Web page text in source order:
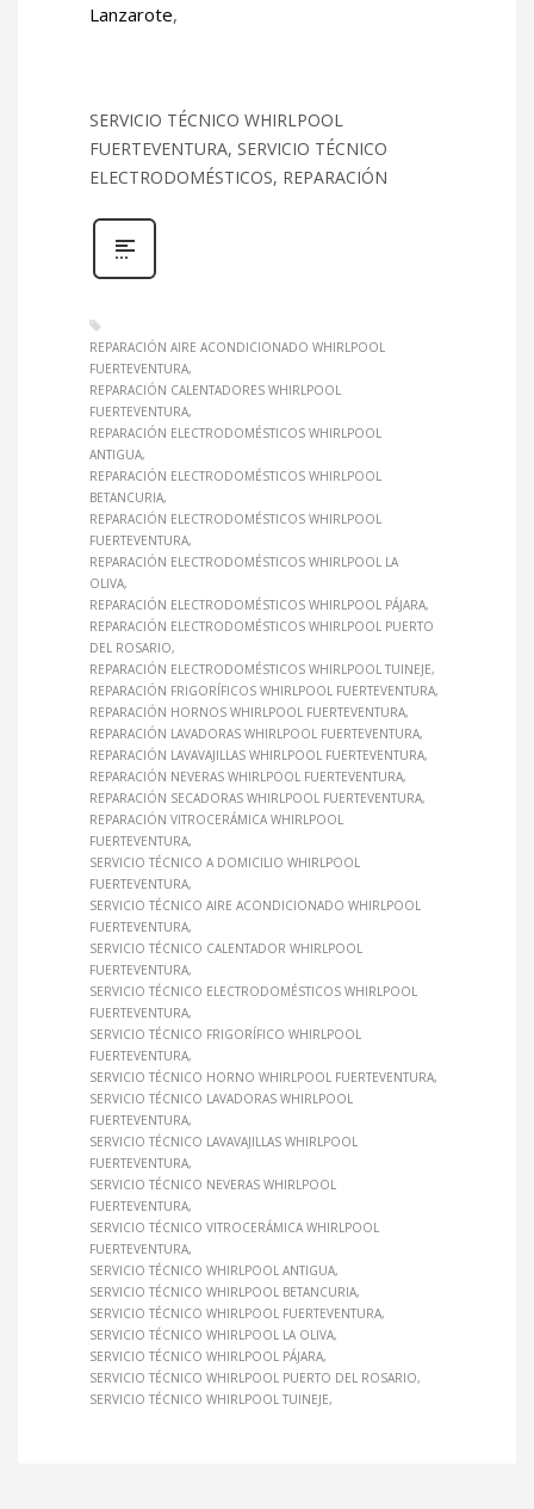
Lanzarote,
SERVICIO TÉCNICO WHIRLPOOL
FUERTEVENTURA, SERVICIO TÉCNICO
ELECTRODOMÉSTICOS, REPARACIÓN
REPARACIÓN AIRE ACONDICIONADO WHIRLPOOL
FUERTEVENTURA
REPARACIÓN CALENTADORES WHIRLPOOL
FUERTEVENTURA
REPARACIÓN ELECTRODOMÉSTICOS WHIRLPOOL
ANTIGUA
REPARACIÓN ELECTRODOMÉSTICOS WHIRLPOOL
BETANCURIA
REPARACIÓN ELECTRODOMÉSTICOS WHIRLPOOL
FUERTEVENTURA
REPARACIÓN ELECTRODOMÉSTICOS WHIRLPOOL LA
OLIVA
REPARACIÓN ELECTRODOMÉSTICOS WHIRLPOOL PÁJARA
REPARACIÓN ELECTRODOMÉSTICOS WHIRLPOOL PUERTO
DEL ROSARIO
REPARACIÓN ELECTRODOMÉSTICOS WHIRLPOOL TUINEJE
REPARACIÓN FRIGORÍFICOS WHIRLPOOL FUERTEVENTURA
REPARACIÓN HORNOS WHIRLPOOL FUERTEVENTURA
REPARACIÓN LAVADORAS WHIRLPOOL FUERTEVENTURA
REPARACIÓN LAVAVAJILLAS WHIRLPOOL FUERTEVENTURA
REPARACIÓN NEVERAS WHIRLPOOL FUERTEVENTURA
REPARACIÓN SECADORAS WHIRLPOOL FUERTEVENTURA
REPARACIÓN VITROCERÁMICA WHIRLPOOL
FUERTEVENTURA
SERVICIO TÉCNICO A DOMICILIO WHIRLPOOL
FUERTEVENTURA
SERVICIO TÉCNICO AIRE ACONDICIONADO WHIRLPOOL
FUERTEVENTURA
SERVICIO TÉCNICO CALENTADOR WHIRLPOOL
FUERTEVENTURA
SERVICIO TÉCNICO ELECTRODOMÉSTICOS WHIRLPOOL
FUERTEVENTURA
SERVICIO TÉCNICO FRIGORÍFICO WHIRLPOOL
FUERTEVENTURA
SERVICIO TÉCNICO HORNO WHIRLPOOL FUERTEVENTURA
SERVICIO TÉCNICO LAVADORAS WHIRLPOOL
FUERTEVENTURA
SERVICIO TÉCNICO LAVAVAJILLAS WHIRLPOOL
FUERTEVENTURA
SERVICIO TÉCNICO NEVERAS WHIRLPOOL
FUERTEVENTURA
SERVICIO TÉCNICO VITROCERÁMICA WHIRLPOOL
FUERTEVENTURA
SERVICIO TÉCNICO WHIRLPOOL ANTIGUA
SERVICIO TÉCNICO WHIRLPOOL BETANCURIA
SERVICIO TÉCNICO WHIRLPOOL FUERTEVENTURA
SERVICIO TÉCNICO WHIRLPOOL LA OLIVA
SERVICIO TÉCNICO WHIRLPOOL PÁJARA
SERVICIO TÉCNICO WHIRLPOOL PUERTO DEL ROSARIO
SERVICIO TÉCNICO WHIRLPOOL TUINEJE